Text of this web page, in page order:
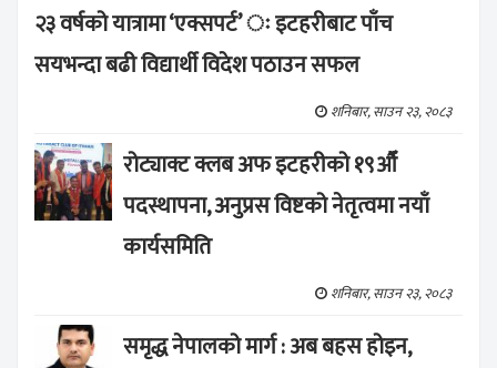
२३ वर्षको यात्रामा ‘एक्सपर्ट’ ः इटहरीबाट पाँच
सयभन्दा बढी विद्यार्थी विदेश पठाउन सफल
शनिबार, साउन २३, २०८३
रोट्याक्ट क्लब अफ इटहरीको १९औँ
पदस्थापना, अनुप्रस विष्टको नेतृत्वमा नयाँ
कार्यसमिति
शनिबार, साउन २३, २०८३
समृद्ध नेपालको मार्ग : अब बहस होइन,